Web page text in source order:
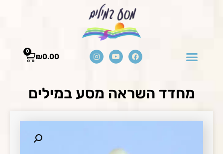
₪0.00
0
מחדד השראה מסע במילים